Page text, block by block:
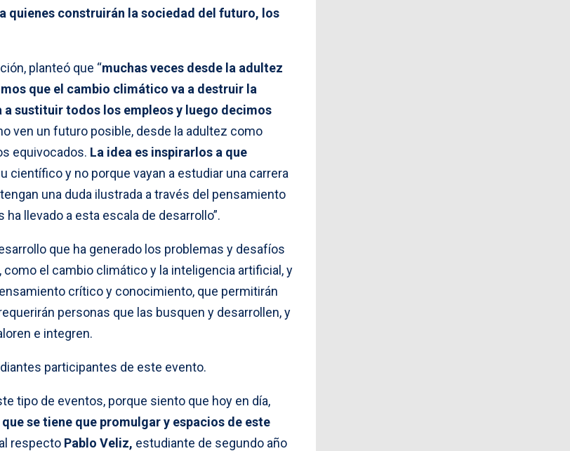
quienes construirán la sociedad del futuro, los
planteó que “muchas veces desde la adultez
que el cambio climático va a destruir la
sustituir todos los empleos y luego decimos
ven un futuro posible, desde la adultez como
equivocados. La idea es inspirarlos a que
científico y no porque vayan a estudiar una carrera
una duda ilustrada a través del pensamiento
llevado a esta escala de desarrollo”.
que ha generado los problemas y desafíos
el cambio climático y la inteligencia artificial, y
crítico y conocimiento, que permitirán
personas que las busquen y desarrollen, y
e integren.
participantes de este evento.
tipo de eventos, porque siento que hoy en día,
que se tiene que promulgar y espacios de este
respecto Pablo Veliz, estudiante de segundo año